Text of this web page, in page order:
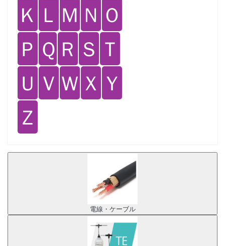
Ｋ Ｌ Ｍ Ｎ Ｏ
Ｐ Ｑ Ｒ Ｓ Ｔ
Ｕ Ｖ Ｗ Ｘ Ｙ
Ｚ
電線・ケーブル